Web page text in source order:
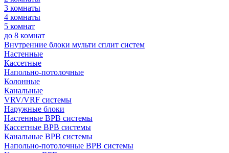
3 комнаты
4 комнаты
5 комнат
до 8 комнат
Внутренние блоки мульти сплит систем
Настенные
Кассетные
Напольно-потолочные
Колонные
Канальные
VRV/VRF системы
Наружные блоки
Настенные ВРВ системы
Кассетные ВРВ системы
Канальные ВРВ системы
Напольно-потолочные ВРВ системы